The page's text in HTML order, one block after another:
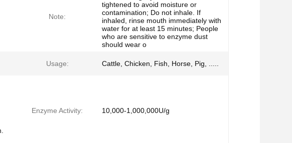
Note:
tightened to avoid moisture or
contamination; Do not inhale. If
inhaled, rinse mouth immediately with
water for at least 15 minutes; People
who are sensitive to enzyme dust
should wear o
Usage: Cattle, Chicken, Fish, Horse, Pig, .....
Enzyme Activity: 10,000-1,000,000U/g